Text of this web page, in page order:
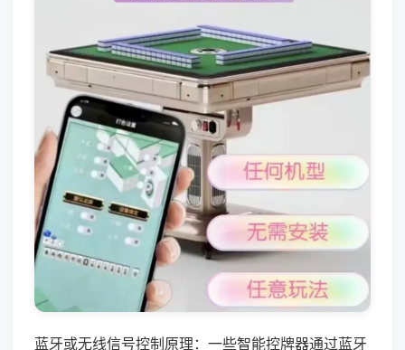
蓝牙或无线信号控制原理：一些智能控牌器通过蓝牙